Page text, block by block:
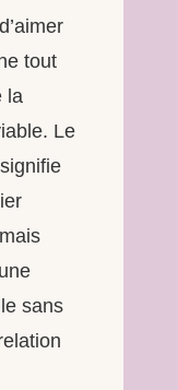
tout
la
Le
sans